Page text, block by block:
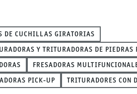
DE CUCHILLAS GIRATORIAS
Y TRITURADORAS DE
FRESADORAS
PICK-UP
TRITURADORES CON